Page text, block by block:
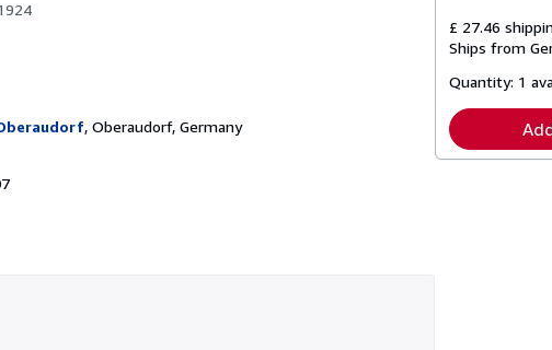
, Oberaudorf, Germany
£ 27.46
Ships from
Quantity: 1